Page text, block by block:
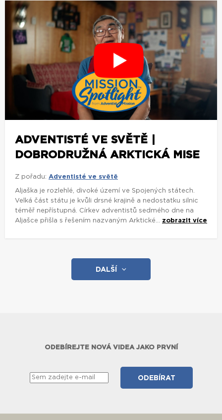
ADVENTISTÉ VE SVĚTĚ |
DOBRODRUŽNÁ ARKTICKÁ MISE
Z pořadu: Adventisté ve světě
Aljaška je rozlehlé, divoké území ve Spojených státech.
Velká část státu je kvůli drsné krajině a nedostatku silnic
téměř nepřístupná. Církev adventistů sedmého dne na
Aljašce přišla s řešením nazvaným Arktické... zobrazit více
DALŠÍ
ODEBÍREJTE NOVÁ VIDEA JAKO PRVNÍ